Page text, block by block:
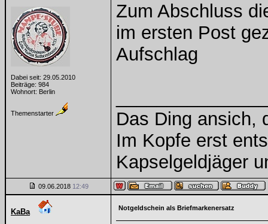
Dabei seit: 29.05.2010
Beiträge: 984
Wohnort: Berlin
Themenstarter
Zum Abschluss
im ersten Post
Aufschlag
Das Ding ansich,
Im Kopfe erst
Kapselgeldjäger
09.06.2018 12:49
KaBa Notgeldschein als Briefmarkenersatz